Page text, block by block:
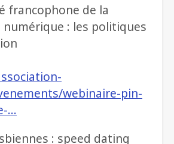
francophone de la
: les politiques
webinaire-pin-
…
: speed dating